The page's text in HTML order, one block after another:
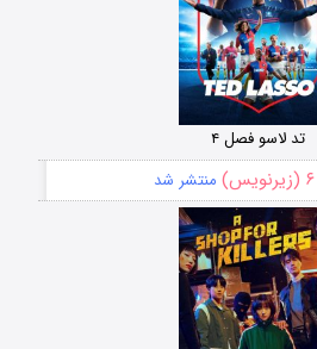
تد لاسو فصل ۴
۶ (زیرنویس) منتشر شد